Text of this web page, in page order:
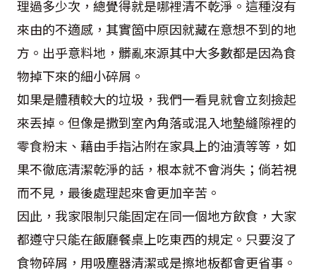
理過多少次，總覺得就是哪裡清不乾淨。這種沒有
來由的不適感，其實箇中原因就藏在意想不到的地
方。出乎意料地，髒亂來源其中大多數都是因為食
物掉下來的細小碎屑。
如果是體積較大的垃圾，我們一看見就會立刻撿起
來丟掉。但像是撒到室內角落或混入地墊縫隙裡的
零食粉末、藉由手指沾附在家具上的油漬等等，如
果不徹底清潔乾淨的話，根本就不會消失；倘若視
而不見，最後處理起來會更加辛苦。
因此，我家限制只能固定在同一個地方飲食，大家
都遵守只能在飯廳餐桌上吃東西的規定。只要沒了
食物碎屑，用吸塵器清潔或是擦地板都會更省事。